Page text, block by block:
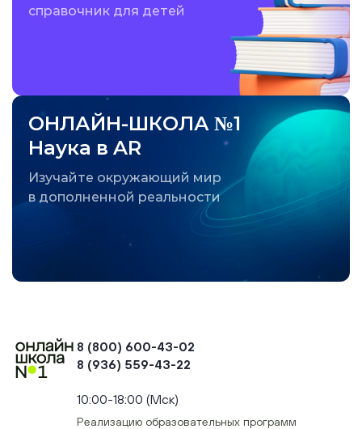
справочник для детей
ОНЛАЙН-ШКОЛА №1
Наука в AR
Изучайте окружающий мир
в дополненной реальности
8 (800) 600-43-02
8 (936) 559-43-22
10:00-18:00 (Мск)
Реализацию образовательных программ